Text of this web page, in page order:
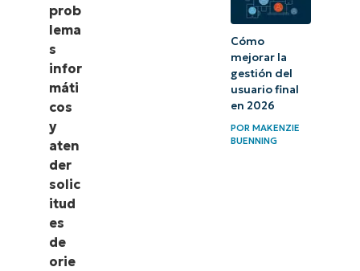
prob
lema
s
infor
máti
cos
y
aten
der
solic
itud
es
de
orie
Cómo
mejorar la
gestión del
usuario final
en 2026
POR MAKENZIE
BUENNING